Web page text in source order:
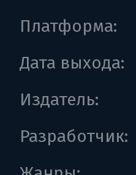
Платформа:
Дата выхода:
Издатель:
Разработчик: